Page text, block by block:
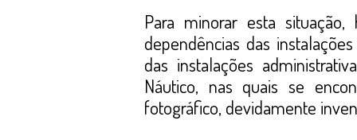
Para minorar esta
dependências das
das instalações
Náutico, nas quais se
fotográfico, devidamente